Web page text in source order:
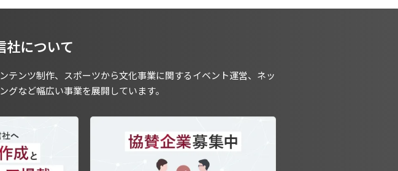
社について
ンツ制作、スポーツから文化事業に関するイベント運営、ネッ
グなど幅広い事業を展開しています。